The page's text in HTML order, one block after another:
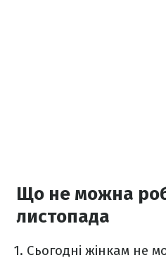
Що не можна
листопада
Сьогодні жінкам не